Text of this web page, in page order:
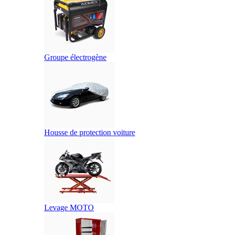
Groupe électrogène
Housse de protection voiture
Levage MOTO